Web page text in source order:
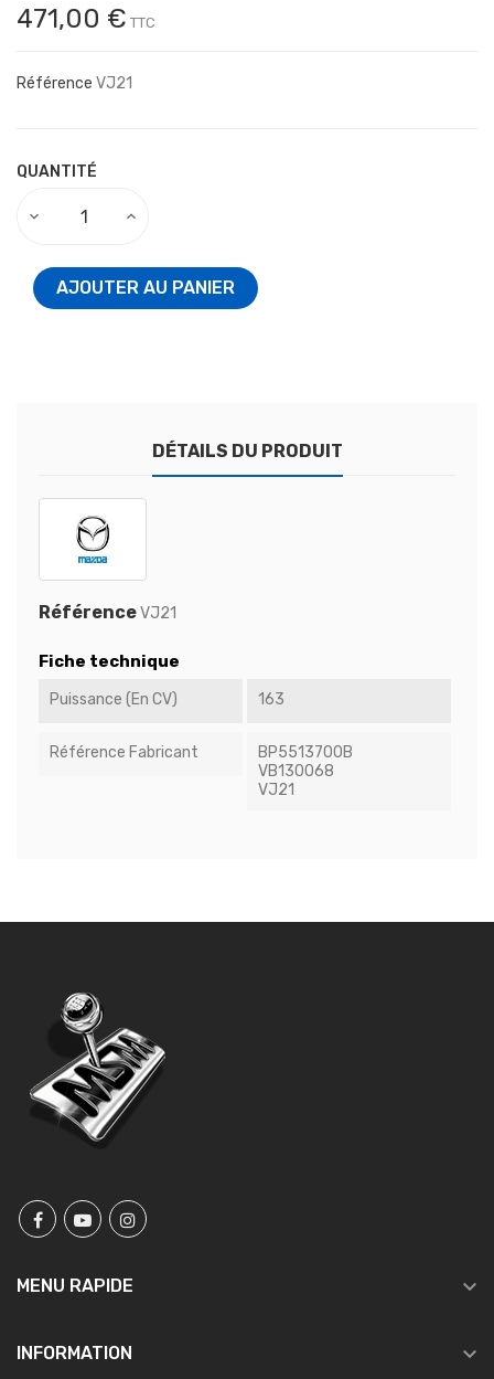
471,00 € TTC
Référence VJ21
QUANTITÉ
AJOUTER AU PANIER
DÉTAILS DU PRODUIT
RéférenceVJ21
Fiche technique
Puissance (en CV) 163
Référence Fabricant
BP5513700B
VB130068
VJ21
MENU RAPIDE 
INFORMATION 